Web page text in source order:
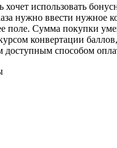
хочет использовать
нужно ввести нужное
поле. Сумма покупки
конвертации
доступным способом